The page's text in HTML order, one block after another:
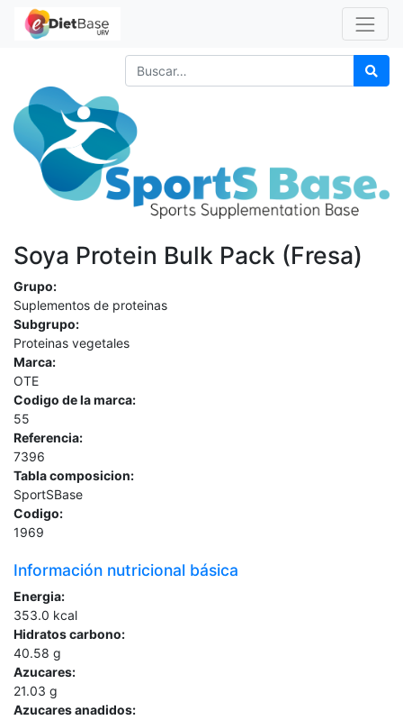
Soya Protein Bulk Pack (Fresa)
Grupo:
Suplementos de proteinas
Subgrupo:
Proteinas vegetales
Marca:
OTE
Codigo de la marca:
55
Referencia:
7396
Tabla composicion:
SportSBase
Codigo:
1969
Información nutricional básica
Energia:
353.0 kcal
Hidratos carbono:
40.58 g
Azucares:
21.03 g
Azucares anadidos: